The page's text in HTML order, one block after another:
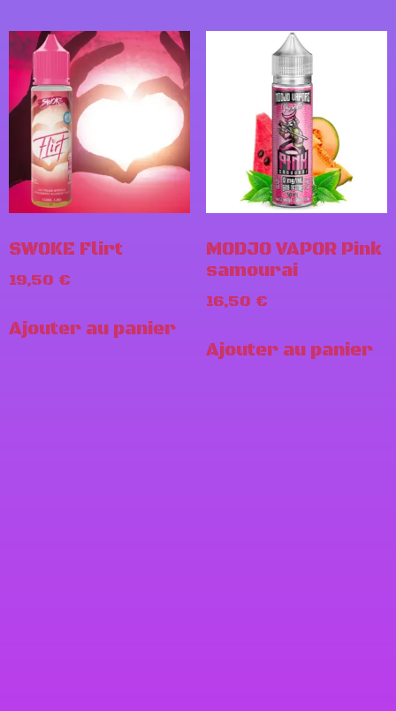
SWOKE Flirt
19,50 €
Ajouter au panier
MODJO VAPOR Pink
samourai
16,50 €
Ajouter au panier